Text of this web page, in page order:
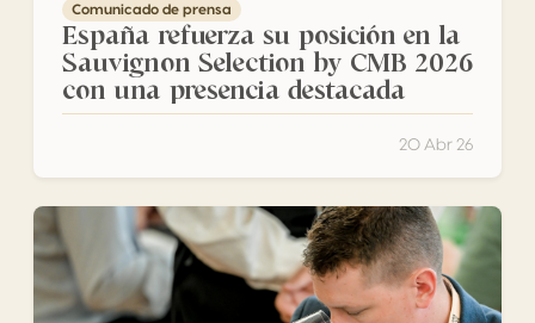
Comunicado de prensa
España refuerza su posición en la
Sauvignon Selection by CMB 2026
con una presencia destacada
20 Abr 26
Varaždin celebra la Sauvignon acogiendo Sauvignon